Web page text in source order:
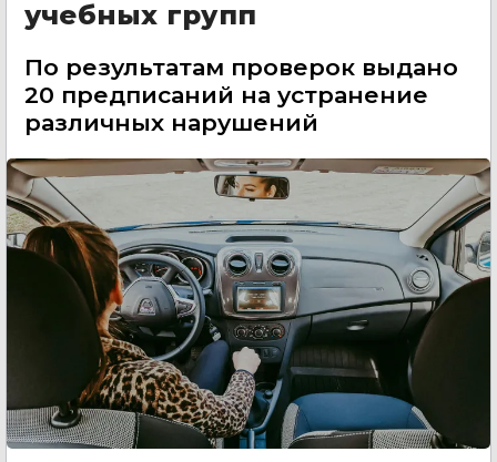
учебных групп
По результатам проверок выдано
20 предписаний на устранение
различных нарушений